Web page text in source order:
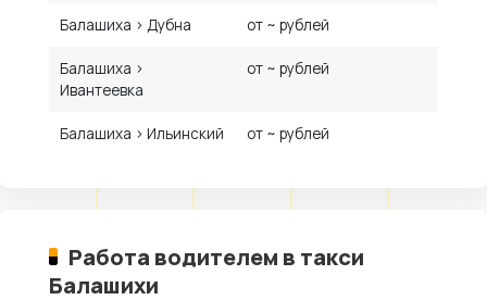
Балашиха › Дубна от ~ рублей
Балашиха ›
Ивантеевка
от ~ рублей
Балашиха › Ильинский от ~ рублей
Работа водителем в такси
Балашихи